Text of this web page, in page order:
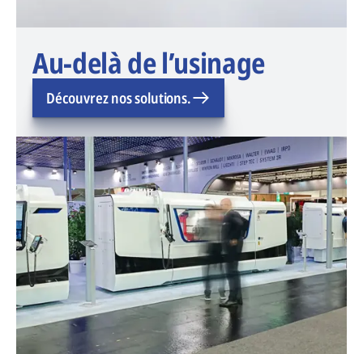
Au-delà de l’usinage
Découvrez nos solutions.